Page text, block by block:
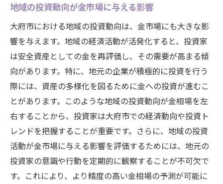
地域の投資動向が金市場に与える影響
大府市における地域の投資動向は、金市場にも大きな影
響を与えます。地域の経済活動が活発化すると、投資家
は安全資産としての金を再評価し、その需要が高まる傾
向があります。特に、地元の企業が積極的に投資を行う
際には、資産の多様化を図るために金への投資が進むこ
とがあります。このような地域の投資動向が金相場を左
右することから、投資家は大府市での経済動向や投資ト
レンドを把握することが重要です。さらに、地域の投資
活動が金市場に与える影響を評価するためには、地元の
投資家の意識や行動を定期的に観察することが不可欠で
す。これにより、より精度の高い金相場の予測が可能に